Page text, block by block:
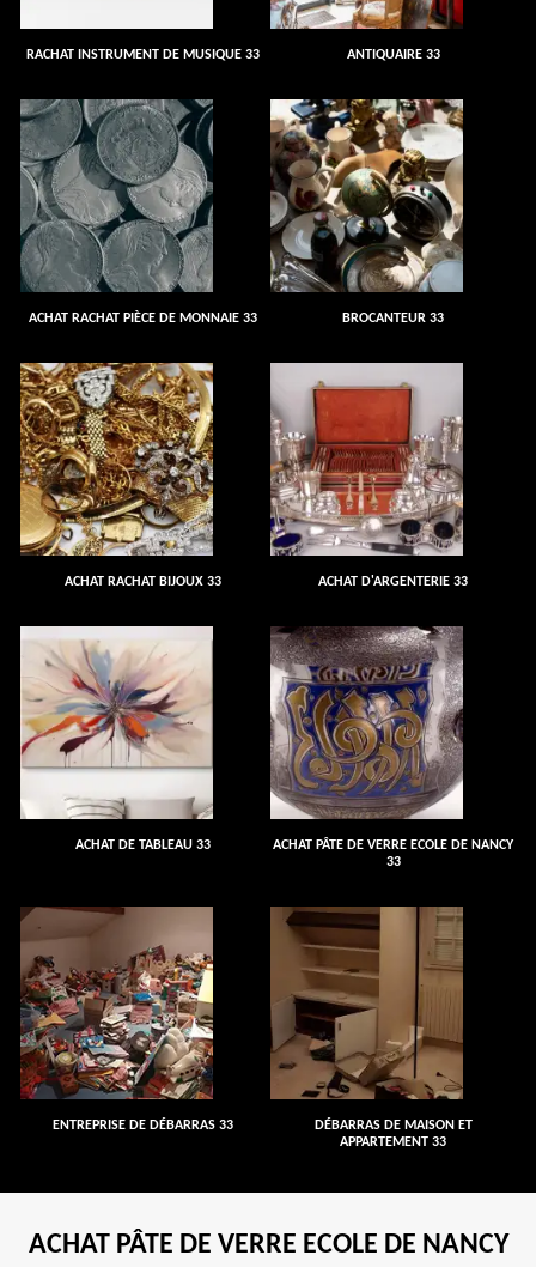
RACHAT INSTRUMENT DE MUSIQUE 33 ANTIQUAIRE 33
ACHAT RACHAT PIÈCE DE MONNAIE 33 BROCANTEUR 33
ACHAT RACHAT BIJOUX 33 ACHAT D'ARGENTERIE 33
ACHAT DE TABLEAU 33
ACHAT PÂTE DE VERRE ECOLE DE NANCY
33
ENTREPRISE DE DÉBARRAS 33
DÉBARRAS DE MAISON ET
APPARTEMENT 33
ACHAT PÂTE DE VERRE ECOLE DE NANCY